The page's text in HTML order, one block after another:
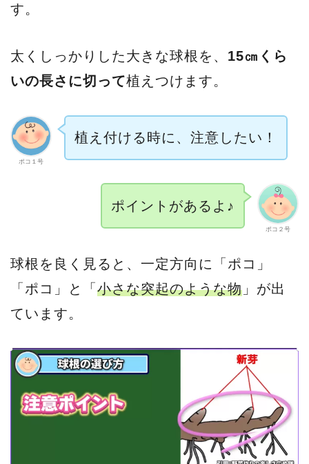
す。
太くしっかりした大きな球根を、 15㎝くら
いの長さに切って植えつけます。
ポコ１号
植え付ける時に、注意したい！
ポコ２号
ポイントがあるよ♪
球根を良く見ると、一定方向に「ポコ」
「ポコ」と「 小さな突起のような物 」が出
ています。